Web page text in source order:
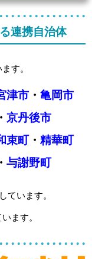
連携自治体
す。
津市・ 亀岡市
京丹後市
束町・ 精華町
与謝野町
ています。
ます。